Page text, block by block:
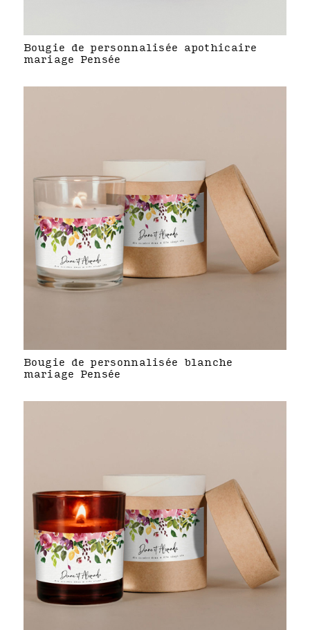
Bougie de personnalisée apothicaire
mariage Pensée
Bougie de personnalisée blanche
mariage Pensée